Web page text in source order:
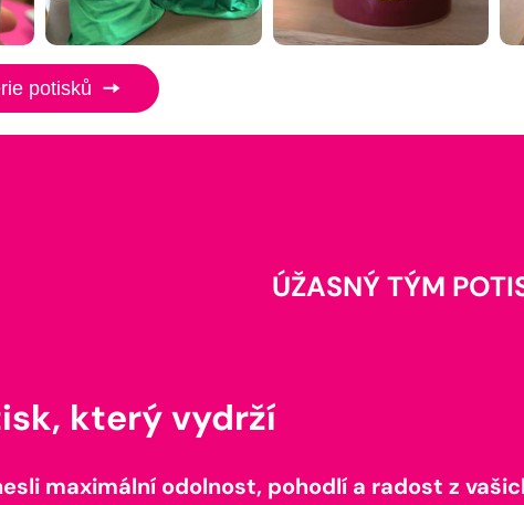
potisků
ÚŽASNÝ TÝM
který vydrží
maximální odolnost, pohodlí a radost z